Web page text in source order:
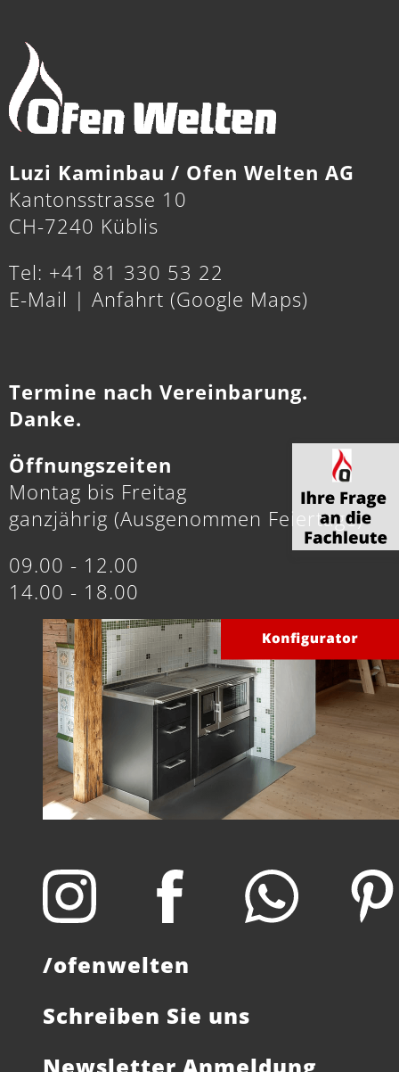
Luzi Kaminbau / Ofen Welten AG
Kantonsstrasse 10
CH-7240 Küblis
Tel: +41 81 330 53 22
E-Mail | Anfahrt (Google Maps)
Termine nach Vereinbarung.
Danke.
Öffnungszeiten
Montag bis Freitag
ganzjährig (Ausgenommen Feiertage)
09.00 - 12.00
14.00 - 18.00
/ofenwelten
Schreiben Sie uns